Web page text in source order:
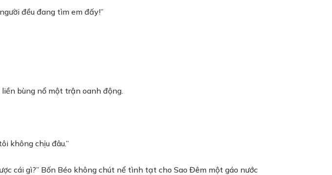
đều đang tìm em đấy!”
bùng nổ một trận oanh động.
không chịu đâu.”
cái gì?” Bốn Béo không chút nể tình tạt cho Sao Đêm một gáo nước